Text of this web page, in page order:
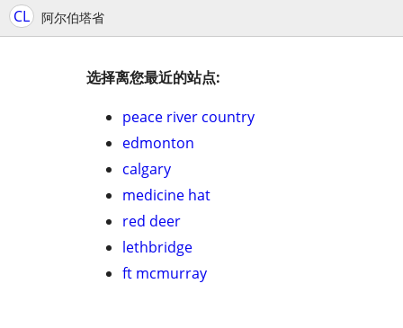
CL 阿尔伯塔省
选择离您最近的站点:
peace river country
edmonton
calgary
medicine hat
red deer
lethbridge
ft mcmurray